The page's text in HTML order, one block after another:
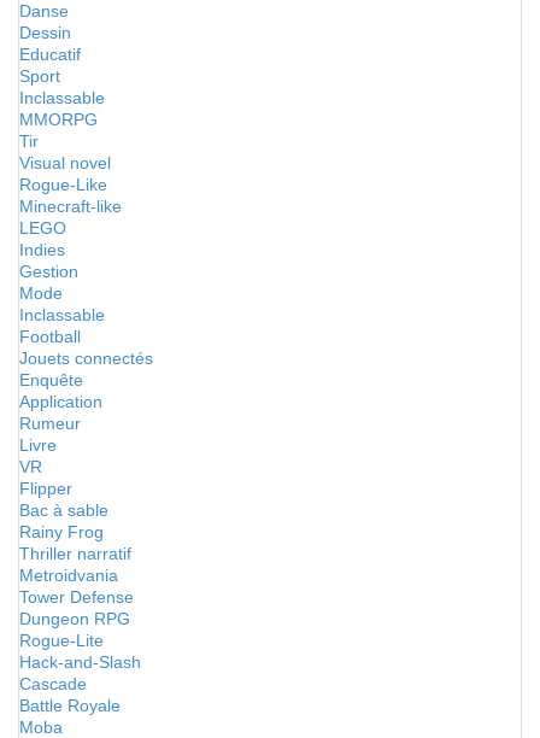
Danse
Dessin
Educatif
Sport
Inclassable
MMORPG
Tir
Visual novel
Rogue-Like
Minecraft-like
LEGO
Indies
Gestion
Mode
Inclassable
Football
Jouets connectés
Enquête
Application
Rumeur
Livre
VR
Flipper
Bac à sable
Rainy Frog
Thriller narratif
Metroidvania
Tower Defense
Dungeon RPG
Rogue-Lite
Hack-and-Slash
Cascade
Battle Royale
Moba